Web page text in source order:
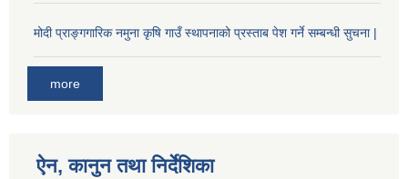
मोदी प्राङ्गगारिक नमुना कृषि गाउँ स्थापनाको प्रस्ताब पेश गर्ने सम्बन्धी सुचना |
more
ऐन, कानुन तथा निर्देशिका